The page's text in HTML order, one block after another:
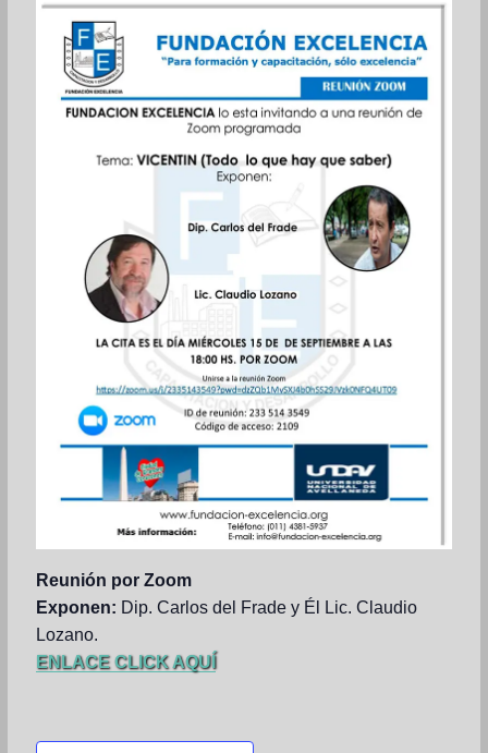
Reunión por Zoom
Exponen: Dip. Carlos del Frade y Él Lic. Claudio
Lozano.
ENLACE CLICK AQUÍ